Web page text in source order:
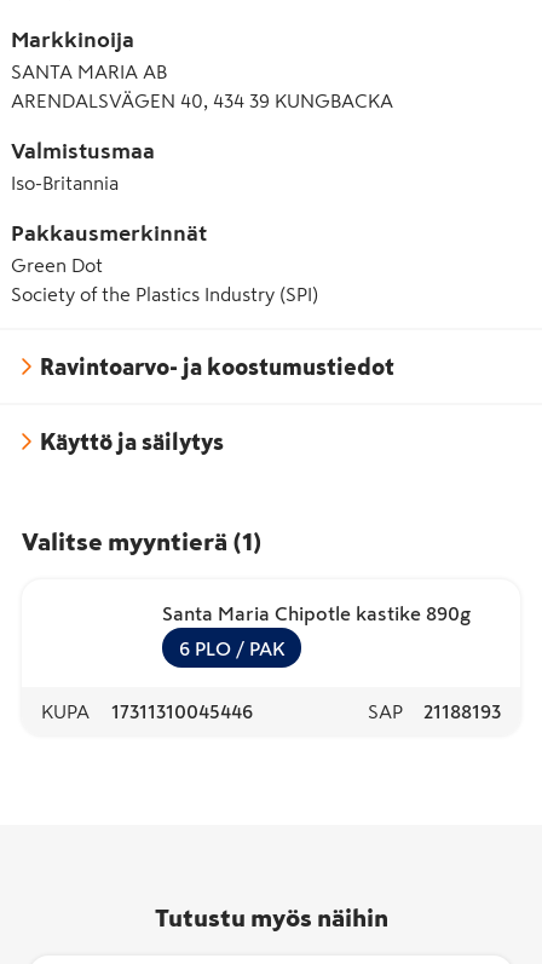
Markkinoija
SANTA MARIA AB
ARENDALSVÄGEN 40, 434 39 KUNGBACKA
Valmistusmaa
Iso-Britannia
Pakkausmerkinnät
Green Dot
Society of the Plastics Industry (SPI)
Ravintoarvo- ja koostumustiedot
Käyttö ja säilytys
Valitse myyntierä (1 )
Santa Maria Chipotle kastike 890g
6 PLO / PAK
KUPA 17311310045446 SAP 21188193
Tutustu myös näihin